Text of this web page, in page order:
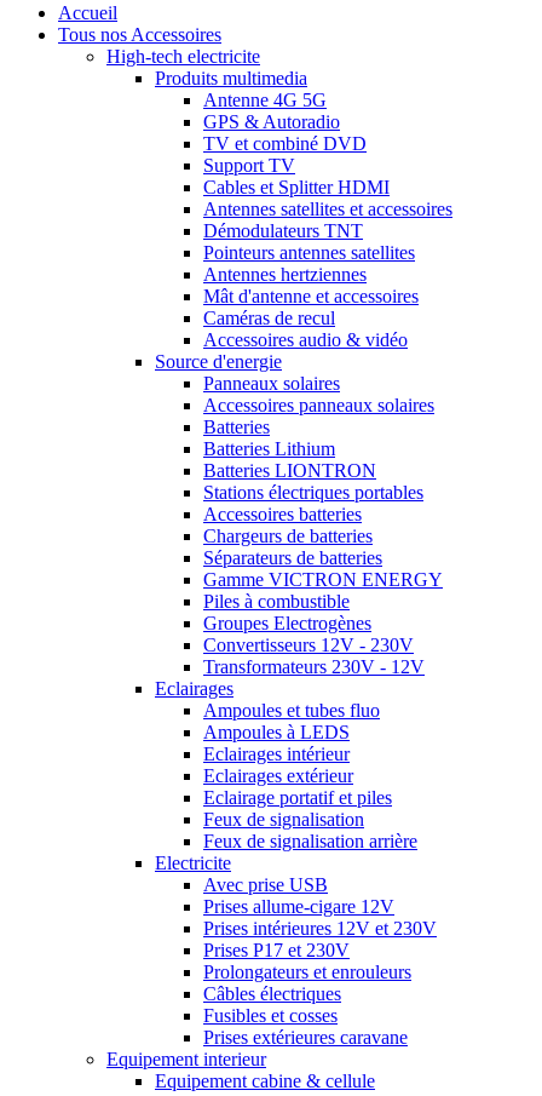
Accueil
Tous nos Accessoires
High-tech electricite
Produits multimedia
Antenne 4G 5G
GPS & Autoradio
TV et combiné DVD
Support TV
Cables et Splitter HDMI
Antennes satellites et accessoires
Démodulateurs TNT
Pointeurs antennes satellites
Antennes hertziennes
Mât d'antenne et accessoires
Caméras de recul
Accessoires audio & vidéo
Source d'energie
Panneaux solaires
Accessoires panneaux solaires
Batteries
Batteries Lithium
Batteries LIONTRON
Stations électriques portables
Accessoires batteries
Chargeurs de batteries
Séparateurs de batteries
Gamme VICTRON ENERGY
Piles à combustible
Groupes Electrogènes
Convertisseurs 12V - 230V
Transformateurs 230V - 12V
Eclairages
Ampoules et tubes fluo
Ampoules à LEDS
Eclairages intérieur
Eclairages extérieur
Eclairage portatif et piles
Feux de signalisation
Feux de signalisation arrière
Electricite
Avec prise USB
Prises allume-cigare 12V
Prises intérieures 12V et 230V
Prises P17 et 230V
Prolongateurs et enrouleurs
Câbles électriques
Fusibles et cosses
Prises extérieures caravane
Equipement interieur
Equipement cabine & cellule